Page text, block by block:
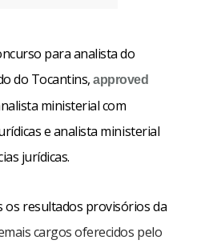
para analista do
do Tocantins,approved
ministerial com
e analista ministerial
jurídicas.
os resultados provisórios da
cargos oferecidos pelo